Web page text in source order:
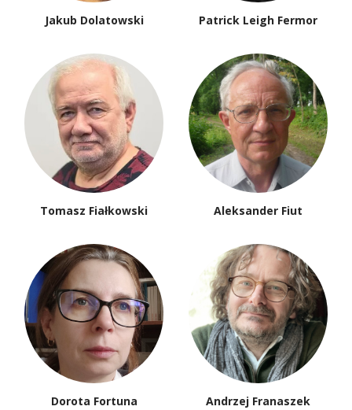
Jakub Dolatowski Patrick Leigh Fermor
Tomasz Fiałkowski Aleksander Fiut
Dorota Fortuna Andrzej Franaszek